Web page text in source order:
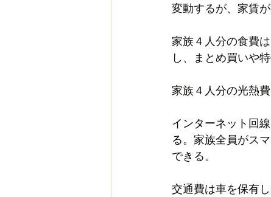
変動するが、家賃
家族４人分の食費
し、まとめ買いや
家族４人分の光熱
インターネット回
る。家族全員がス
できる。
交通費は車を保有